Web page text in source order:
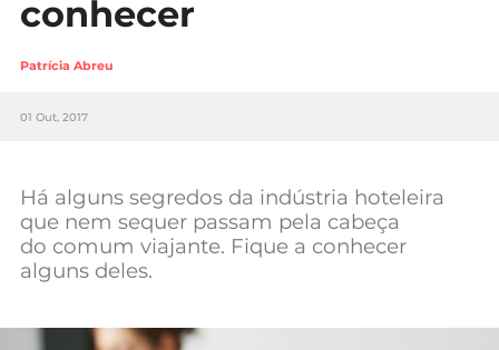
Lifestyle
Sociedade
Negócios
Mundial 2026
conhecer
Patrícia Abreu
01 Out, 2017
Há alguns segredos da indústria hoteleira
que nem sequer passam pela cabeça
do comum viajante. Fique a conhecer
alguns deles.